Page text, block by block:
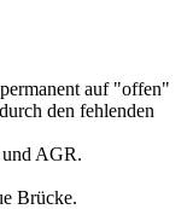
auf "offen"
den fehlenden
AGR.
Brücke.